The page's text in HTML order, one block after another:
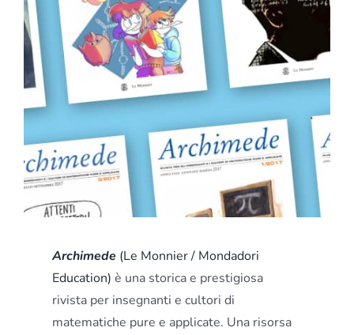
Archimede(Le Monnier / Mondadori
Education) è una storica e prestigiosa
rivista per insegnanti e cultori di
matematiche pure e applicate. Una risorsa